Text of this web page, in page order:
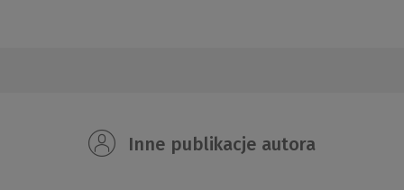
Inne publikacje autora